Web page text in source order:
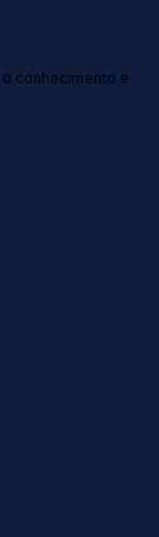
conhecimento e